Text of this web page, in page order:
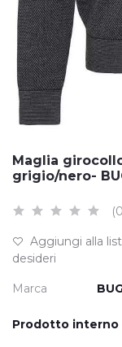
Maglia
grigio/nero-
Aggiungi alla
desideri
Marca
Prodotto interno